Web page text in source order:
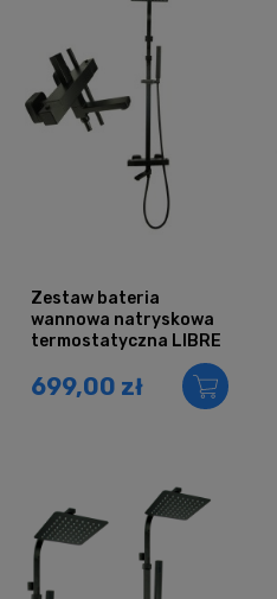
Zestaw bateria
wannowa natryskowa
termostatyczna LIBRE
699,00 zł